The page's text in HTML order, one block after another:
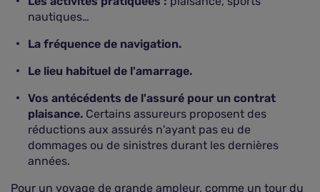
nautiques…
La fréquence de navigation.
Le lieu habituel de l'amarrage.
Vos antécédents de l'assuré pour un contrat
plaisance. Certains assureurs proposent des
réductions aux assurés n'ayant pas eu de
dommages ou de sinistres durant les dernières
années.
Pour un voyage de grande ampleur, comme un tour du